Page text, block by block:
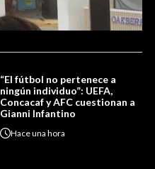
“El fútbol no pertenece a
ningún individuo”: UEFA,
Concacaf y AFC cuestionan a
Gianni Infantino
Haceuna hora